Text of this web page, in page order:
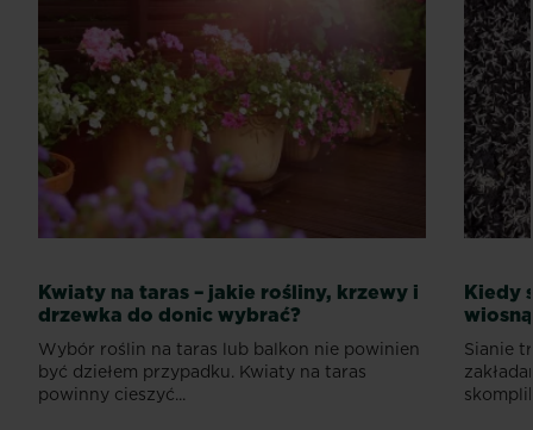
Kwiaty na taras – jakie rośliny, krzewy i
drzewka do donic wybrać?
Wybór roślin na taras lub balkon nie powinien
być dziełem przypadku. Kwiaty na taras
powinny cieszyć...
Kiedy
Sianie